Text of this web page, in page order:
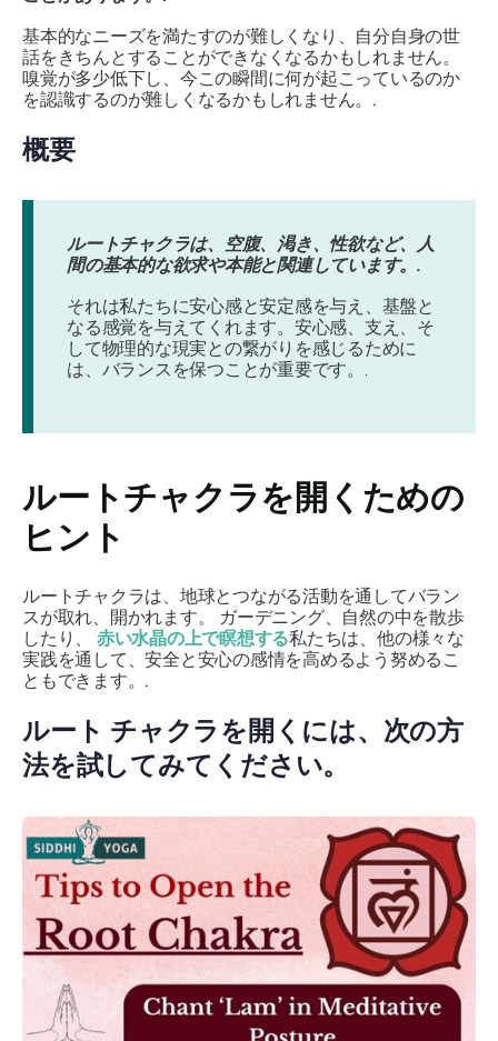
基本的なニーズを満たすのが難しくなり、自分自身の世
話をきちんとすることができなくなるかもしれません。
嗅覚が多少低下し、今この瞬間に何が起こっているのか
を認識するのが難しくなるかもしれません。.
概要
ルートチャクラは、空腹、渇き、性欲など、人
間の基本的な欲求や本能と関連しています。.
それは私たちに安心感と安定感を与え、基盤と
なる感覚を与えてくれます。安心感、支え、そ
して物理的な現実との繋がりを感じるために
は、バランスを保つことが重要です。.
ルートチャクラを開くための
ヒント
ルートチャクラは、地球とつながる活動を通してバラン
スが取れ、開かれます。 ガーデニング、自然の中を散歩
したり、 赤い水晶の上で瞑想する私たちは、他の様々な
実践を通して、安全と安心の感情を高めるよう努めるこ
ともできます。.
ルート チャクラを開くには、次の方
法を試してみてください。